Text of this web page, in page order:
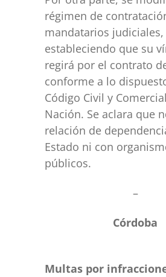
régimen de
mandatarios judiciales,
estableciendo que su
regirá por el contrato
conforme a lo
Código Civil y
Nación. Se aclara que
relación de
Estado ni con
públicos.
–
Córdoba
Multas por